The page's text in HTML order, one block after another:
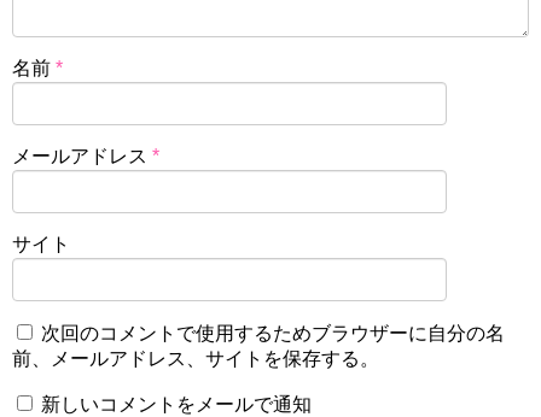
名前 *
メールアドレス *
サイト
次回のコメントで使用するためブラウザーに自分の名
前、メールアドレス、サイトを保存する。
新しいコメントをメールで通知